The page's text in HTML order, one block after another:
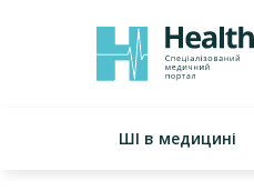
ШІ в медицині